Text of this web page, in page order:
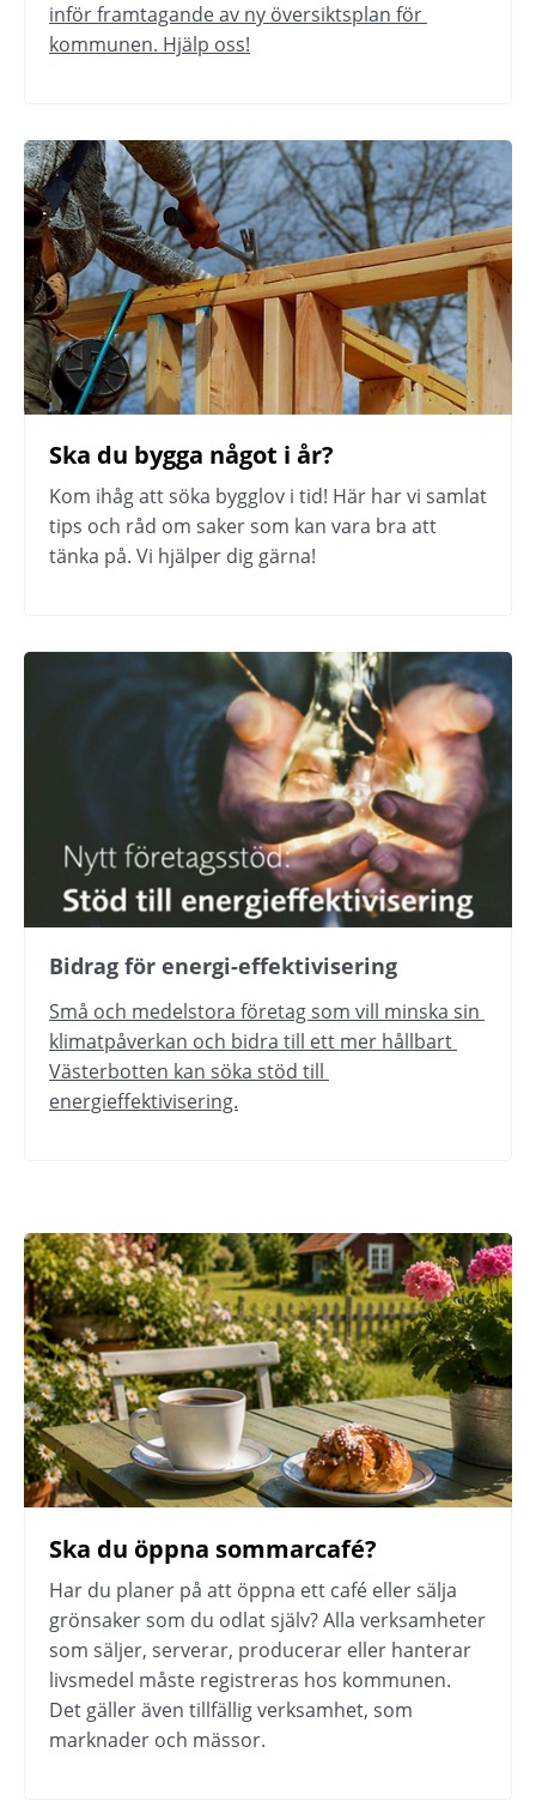
inför framtagande av ny översiktsplan för
kommunen. Hjälp oss!
Ska du bygga något i år?
Kom ihåg att söka bygglov i tid! Här har vi samlat
tips och råd om saker som kan vara bra att
tänka på. Vi hjälper dig gärna!
Bidrag för energi-effektivisering
Små och medelstora företag som vill minska sin
klimatpåverkan och bidra till ett mer hållbart
Västerbotten kan söka stöd till
energieffektivisering.
Ska du öppna sommarcafé?
Har du planer på att öppna ett café eller sälja
grönsaker som du odlat själv? Alla verksamheter
som säljer, serverar, producerar eller hanterar
livsmedel måste registreras hos kommunen.
Det gäller även tillfällig verksamhet, som
marknader och mässor.